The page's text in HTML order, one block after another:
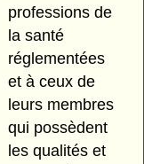
professions de
la santé
réglementées
et à ceux de
leurs membres
qui possèdent
les qualités et